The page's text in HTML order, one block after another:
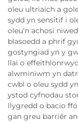
oleu ultriaich a
sydd yn sensitif i
oleu'n achosi
blasoedd a phrif
gostyngiad yn y
llai o
alwminiwm yn
cwbl o oleu sydd
ystod cyfnodau
llygredd o bacio
gan greu barriêr